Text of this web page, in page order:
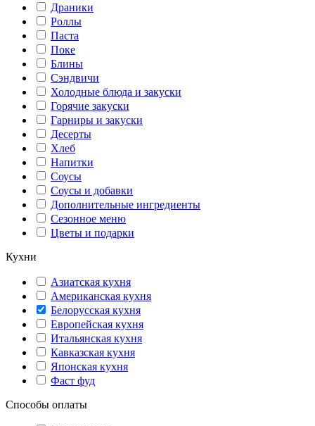
Драники
Роллы
Паста
Поке
Блины
Сэндвичи
Холодные блюда и закуски
Горячие закуски
Гарниры и закуски
Десерты
Хлеб
Напитки
Соусы
Соусы и добавки
Дополнительные ингредиенты
Сезонное меню
Цветы и подарки
Кухни
Азиатская кухня
Американская кухня
Белорусская кухня
Европейская кухня
Итальянская кухня
Кавказская кухня
Японская кухня
Фаст фуд
Способы оплаты